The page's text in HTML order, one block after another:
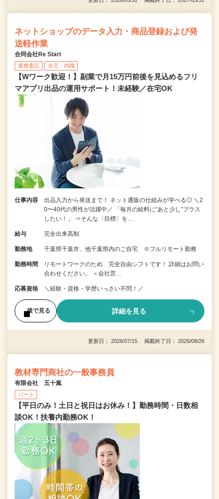
ネットショップのデータ入力・商品登録および発
送軽作業
合同会社Re Start
業務委託 在宅・内職
【Wワーク歓迎！】副業で月15万円前後を見込めるフリ
マアプリ出品の運用サポート！未経験／在宅OK
仕事内容
出品入力から発送まで！ ネット通販の仕組みが学べる◎ ＼2
0〜40代の男性が活躍中／ 「毎月の給料に“あと少し”プラス
したい！」 ⇒そんな〈目標〉を…
給与 完全出来高制
勤務地 千葉県千葉市、他千葉県内のご自宅 ※フルリモート勤務
勤務時間
リモートワークのため、完全自由シフトです！ 詳細はお問い
合わせください。 ＜会社営…
応募資格 ＼経験・資格・学歴いっさい不問！／
後で見る 詳細を見る
更新日： 2026/07/15 掲載終了日： 2026/08/26
教材専門商社の一般事務員
有限会社 五十嵐
パート
【平日のみ！土日と祝日はお休み！】勤務時間・日数相
談OK！扶養内勤務OK！